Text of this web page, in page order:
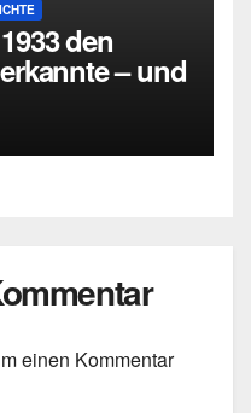
den
– und
einen Kommentar